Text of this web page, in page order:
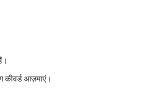
कीवर्ड आज़माएं।